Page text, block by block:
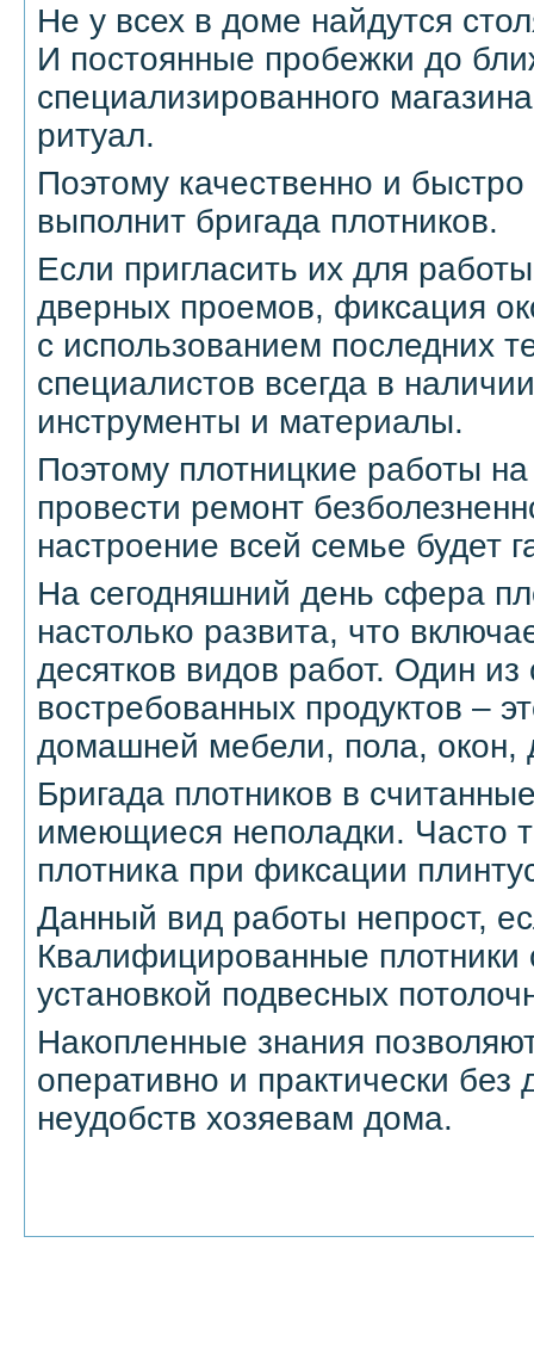
Не у всех в доме найдутся
И постоянные пробежки до
специализированного
ритуал.
Поэтому качественно и
выполнит бригада плотников.
Если пригласить их для
дверных проемов, фиксация
с использованием последних
специалистов всегда в
инструменты и материалы.
Поэтому плотницкие работы на
провести ремонт
настроение всей семье будет
На сегодняшний день сфера
настолько развита, что
десятков видов работ. Один
востребованных продуктов –
домашней мебели, пола, окон,
Бригада плотников в
имеющиеся неполадки. Часто
плотника при фиксации
Данный вид работы непрост,
Квалифицированные плотники
установкой подвесных
Накопленные знания
оперативно и практически без
неудобств хозяевам дома.